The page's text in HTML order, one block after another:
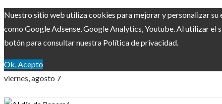
Nuestro sitio web utiliza cookies para mejorar y personalizar
como Google Adsense, Google Analytics, Youtube. Al utilizar
botón para consultar nuestra Política de privacidad.
Ok, Acepto
viernes, agosto 7